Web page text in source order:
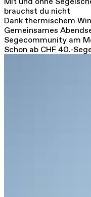
brauchst du nicht
Dank thermischem
Gemeinsames
Segecommunity am
Schon ab CHF 40.-